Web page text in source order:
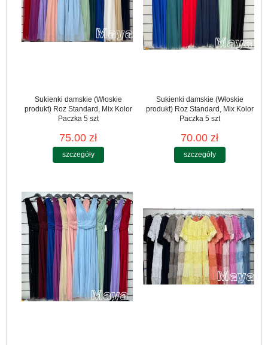
Sukienki damskie (Włoskie
produkt) Roz Standard, Mix Kolor
Paczka 5 szt
75.00 zł
szczegóły
Sukienki damskie (Włoskie
produkt) Roz Standard, Mix Kolor
Paczka 5 szt
70.00 zł
szczegóły